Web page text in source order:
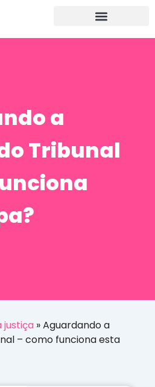
a
Tribunal
justiça »Aguardando a
– como funciona esta